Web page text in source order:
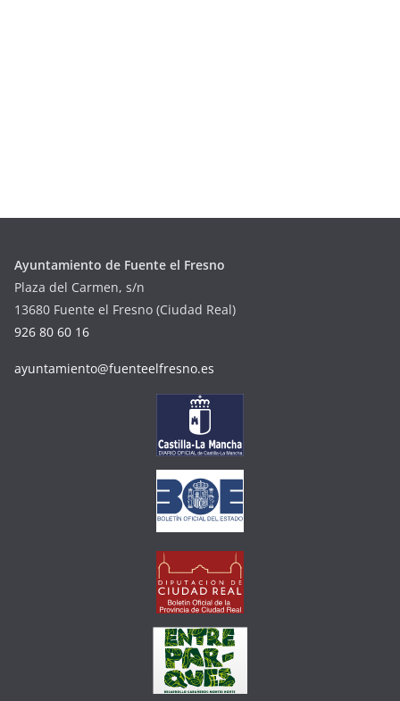
Ayuntamiento de Fuente el Fresno
Plaza del Carmen, s/n
13680 Fuente el Fresno (Ciudad Real)
926 80 60 16
ayuntamiento@fuenteelfresno.es